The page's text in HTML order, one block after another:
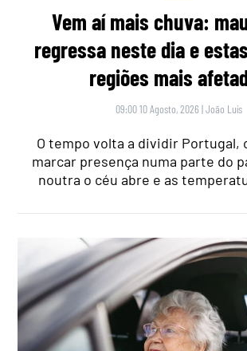
Vem aí mais chuva:
regressa neste dia e
regiões mais
09:00 10 Agosto, 2026 |João Luís
O tempo volta a dividir Portugal,
marcar presença numa parte do
noutra o céu abre e as